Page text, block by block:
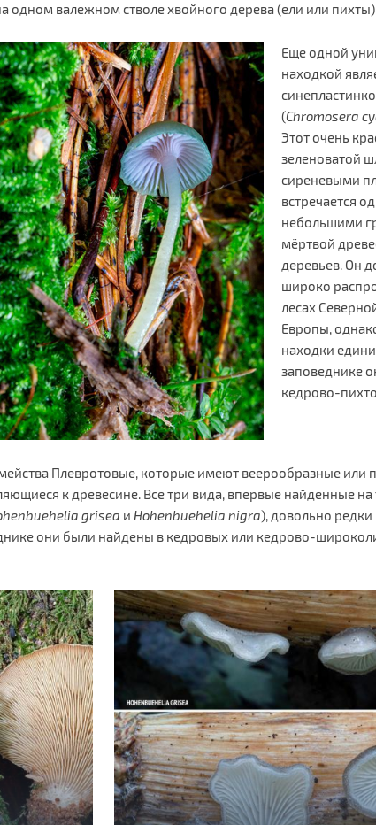
одном валежном стволе хвойного дерева (ели или
Еще одной
находкой
(Chromosera
Этот очень
зеленоватой
сиреневыми
встречается
небольшими
мёртвой
деревьев. Он
широко
лесах
Европы,
находки
заповеднике
кедрово-
Плевротовые, которые имеют веерообразные или
к древесине. Все три вида, впервые найденные на
grisea иHohenbuehelianigra), довольно редки
они были найдены в кедровых или кедрово-